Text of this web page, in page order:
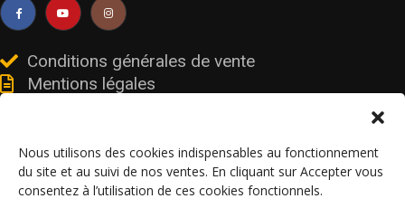
Nous utilisons des cookies indispensables au fonctionnement
du site et au suivi de nos ventes. En cliquant sur Accepter vous
consentez à l’utilisation de ces cookies fonctionnels.
Conditions générales de vente
Mentions légales